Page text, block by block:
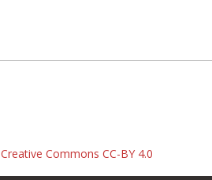
Creative Commons CC-BY 4.0